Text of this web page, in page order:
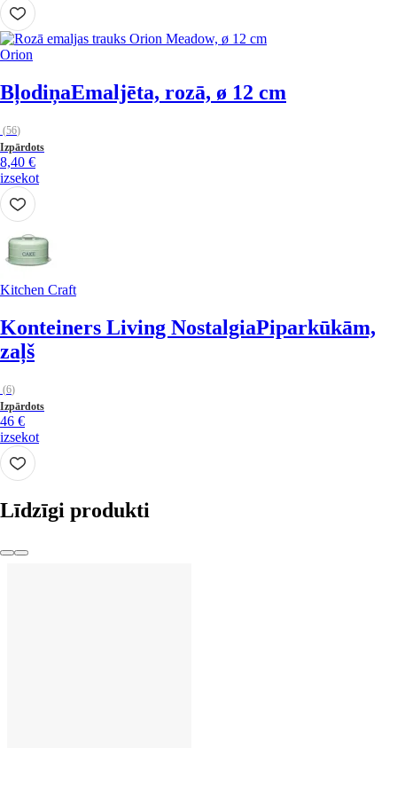
Orion
BļodiņaEmaljēta, rozā, ø 12 cm
(56)
Izpārdots
8,40 €
izsekot
Kitchen Craft
Konteiners Living NostalgiaPiparkūkām,
zaļš
(6)
Izpārdots
46 €
izsekot
Līdzīgi produkti